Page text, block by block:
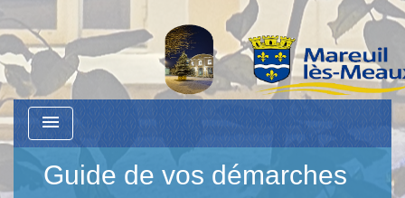
menu
Guide de vos démarches